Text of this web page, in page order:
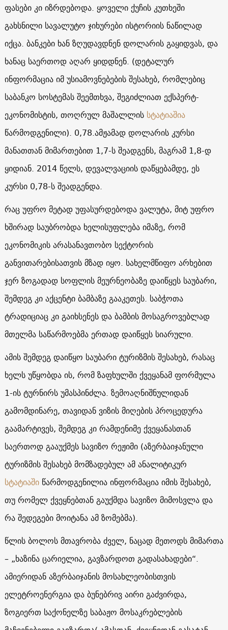
ფასები კი იზრდებოდა. ყოველი ქუჩის კუთხეში
გახსნილი სავალუტო ჯიხურები ისტორიის ნაწილად
იქცა. ბანკები ხან ზღუდავდნენ დოლარის გაყიდვას, და
ხანაც საერთოდ აღარ ყიდდნენ. (დეტალურ
ინფორმაცია იმ უსიამოვნებების შესახებ, რომლებიც
საბანკო სოსტემას შეემთხვა, შეგიძლიათ ექსპერტ-
ეკონომისტის, თოღრულ მაშალლის სტატიაშია
წარმოდგენილი). 0,78.ამჟამად დოლარის კურსი
მანათთან მიმართებით 1,7-ს შეადგენს, მაგრამ 1,8-დ
ყიდიან. 2014 წელს, დევალვაციის დაწყებამდე, ეს
კურსი 0,78-ს შეადგენდა.
რაც უფრო მეტად უფასურდებოდა ვალუტა, მიტ უფრო
ხშირად საუბრობდა ხელისუფლება იმაზე, რომ
ეკონომიკის არასანავთობო სექტორის
განვითარებისათვის მზად იყო. სახელმწიფო არხებით
ჯერ ზოგადად სოფლის მეურნეობაზე დაიწყეს საუბარი,
შემდეგ კი აქცენტი ბამბაზე გააკეთეს. საბჭოთა
ტრადიციაც კი გაიხსენეს და ბამბის მოსაგროვებლად
მთელმა საწარმოებმა ერთად დაიწყეს სიარული.
ამის შემდეგ დაიწყო საუბარი ტურიზმის შესახებ, რასაც
ხელს უწყობდა ის, რომ ზაფხულში ქვეყანამ ფორმულა
1-ის ტურნირს უმასპინძლა. ზემოაღნიშნულიდან
გამომდინარე, თავიდან ვიზის მიღების პროცედურა
გაამარტივეს, შემდეგ კი რამდენიმე ქვეყანასთან
საერთოდ გააუქმეს სავიზო რეჟიმი (აზერბაიჯანული
ტურიზმის შესახებ მომზადებულ ამ ანალიტიკურ
სტატიაშიწარმოდგენილია ინფორმაცია იმის შესახებ,
თუ რომელ ქვეყნებთან გაუქმდა სავიზო მიმოსვლა და
რა შედეგები მოიტანა ამ ზომებმა).
წლის ბოლოს მთავრობა ძველ, ნაცად მეთოდს მიმართა
– „ხაზინა ცარიელია, გავზარდოთ გადასახადები“.
ამიერიდან აზერბაიჯანის მოსახლეობისთვის
ელეტროენერგია და ბუნებრივ აირი გაძვირდა,
ზოგიერთ საქონელზე საბაჟო მოსაკრებლების